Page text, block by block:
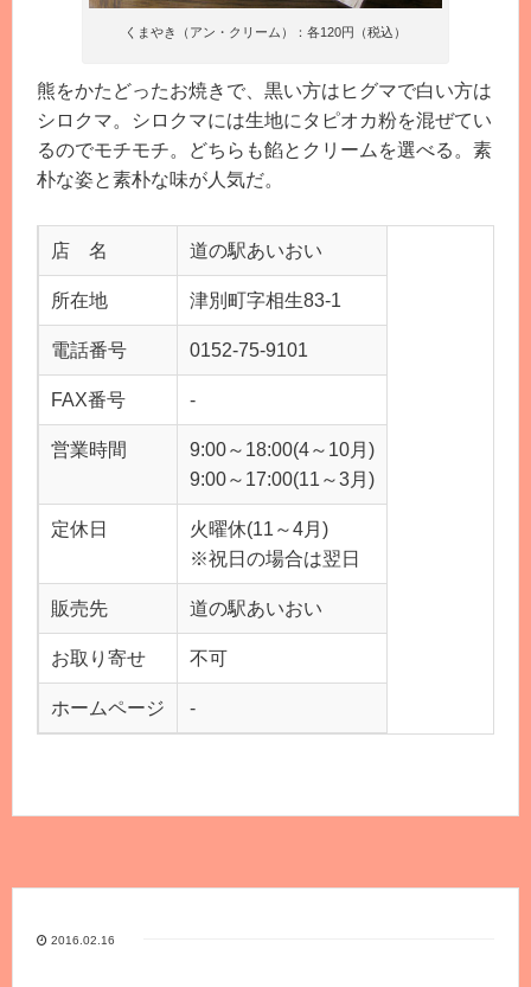
くまやき（アン・クリーム）：各120円（税込）
熊をかたどったお焼きで、黒い方はヒグマで白い方は
シロクマ。シロクマには生地にタピオカ粉を混ぜてい
るのでモチモチ。どちらも餡とクリームを選べる。素
朴な姿と素朴な味が人気だ。
店 名 道の駅あいおい
所在地 津別町字相生83-1
電話番号 0152-75-9101
FAX番号 -
営業時間
9:00～18:00(4～10月)
9:00～17:00(11～3月)
定休日
火曜休(11～4月)
※祝日の場合は翌日
販売先 道の駅あいおい
お取り寄せ 不可
ホームページ -
2016.02.16